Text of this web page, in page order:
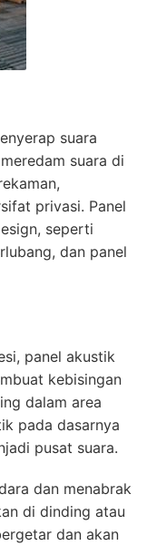
suara
suara di
privasi. Panel
seperti
dan panel
panel akustik
kebisingan
dalam area
pada dasarnya
pusat suara.
dan menabrak
di dinding atau
dan akan